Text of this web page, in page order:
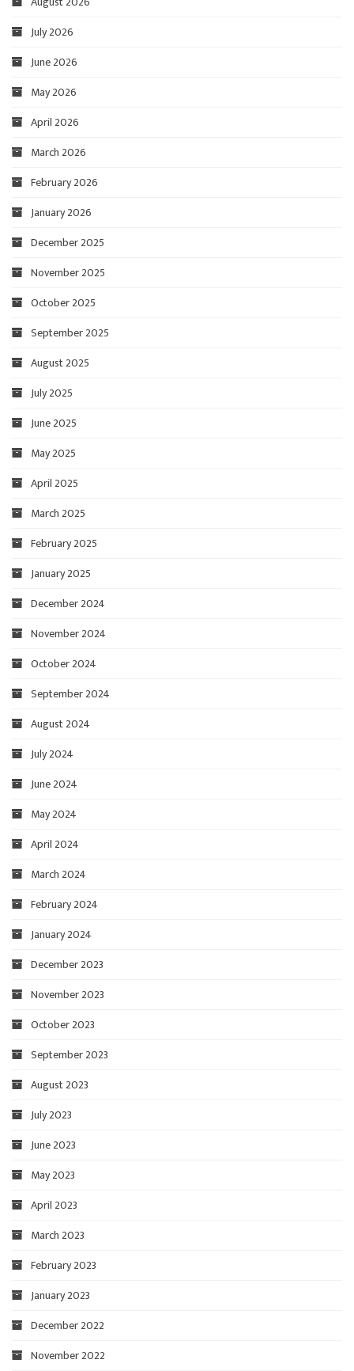
July 2026
June 2026
May 2026
April 2026
March 2026
February 2026
January 2026
December 2025
November 2025
October 2025
September 2025
August 2025
July 2025
June 2025
May 2025
April 2025
March 2025
February 2025
January 2025
December 2024
November 2024
October 2024
September 2024
August 2024
July 2024
June 2024
May 2024
April 2024
March 2024
February 2024
January 2024
December 2023
November 2023
October 2023
September 2023
August 2023
July 2023
June 2023
May 2023
April 2023
March 2023
February 2023
January 2023
December 2022
November 2022